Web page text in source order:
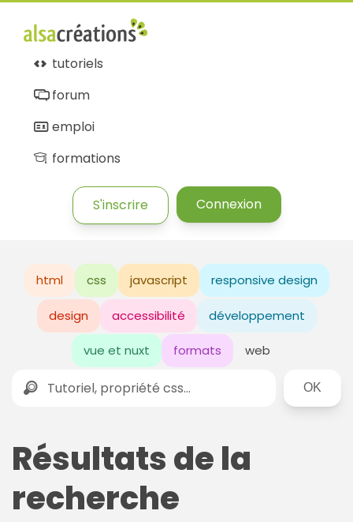
tutoriels
forum
emploi
formations
S'inscrire Connexion
html css javascript responsive design
design accessibilité développement
vue et nuxt formats web
Rechercher
Résultats de la
recherche